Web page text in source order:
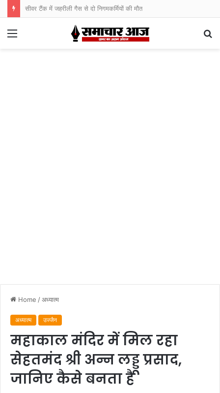
सीवर टैंक में जहरीली गैस से दो निगमकर्मियों की मौत
Menu
Home /अध्यात्म
अध्यात्म उज्जैन
महाकाल मंदिर में मिल रहा
सेहतमंद श्री अन्न लड्डू प्रसाद,
जानिए कैसे बनता है